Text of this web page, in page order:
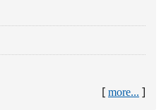
[ more... ]